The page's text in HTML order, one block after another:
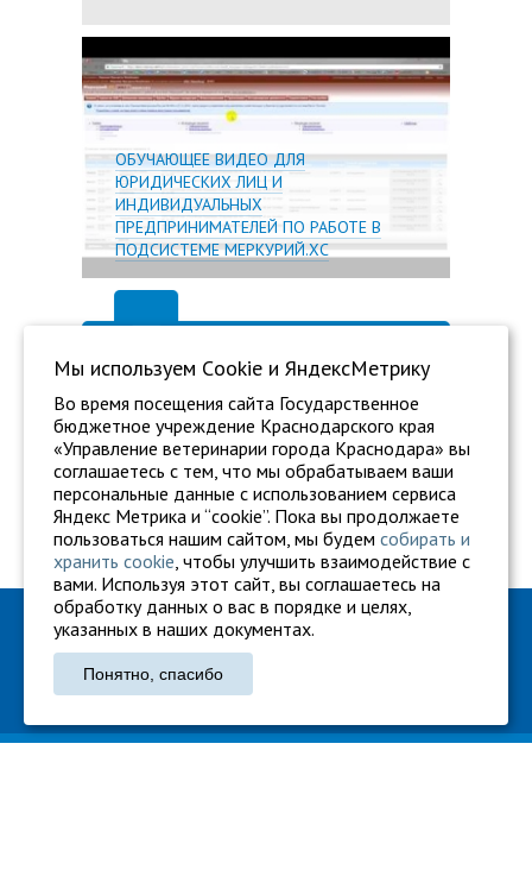
ОБУЧАЮЩЕЕ ВИДЕО ДЛЯ
ЮРИДИЧЕСКИХ ЛИЦ И
ИНДИВИДУАЛЬНЫХ
ПРЕДПРИНИМАТЕЛЕЙ ПО РАБОТЕ В
ПОДСИСТЕМЕ МЕРКУРИЙ.ХС
ГБУ "Ветуправление города Краснодара"
Адрес: г. Краснодар, ул. Карасунская, 110
Тел.: +7 861 260-27-94
Мы используем Сookie и ЯндексМетрику
Во время посещения сайта Государственное
бюджетное учреждение Краснодарского края
«Управление ветеринарии города Краснодара» вы
соглашаетесь с тем, что мы обрабатываем ваши
персональные данные с использованием сервиса
Яндекс Метрика и “cookie”. Пока вы продолжаете
пользоваться нашим сайтом, мы будем собирать и
хранить cookie, чтобы улучшить взаимодействие с
вами. Используя этот сайт, вы соглашаетесь на
обработку данных о вас в порядке и целях,
указанных в наших документах.
Понятно, спасибо